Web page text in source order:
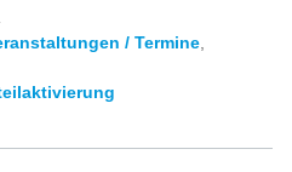
/ Termine,